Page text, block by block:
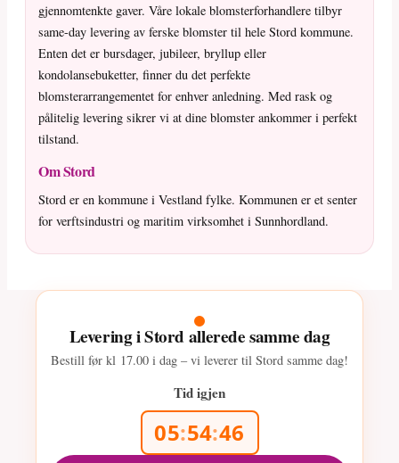
gjennomtenkte gaver. Våre lokale blomsterforhandlere tilbyr
same-day levering av ferske blomster til hele Stord kommune.
Enten det er bursdager, jubileer, bryllup eller
kondolansebuketter, finner du det perfekte
blomsterarrangementet for enhver anledning. Med rask og
pålitelig levering sikrer vi at dine blomster ankommer i perfekt
tilstand.
Om Stord
Stord er en kommune i Vestland fylke. Kommunen er et senter
for verftsindustri og maritim virksomhet i Sunnhordland.
Levering i Stord allerede samme dag
Bestill før kl 17.00 i dag – vi leverer til Stord samme dag!
Tid igjen
05:54:45